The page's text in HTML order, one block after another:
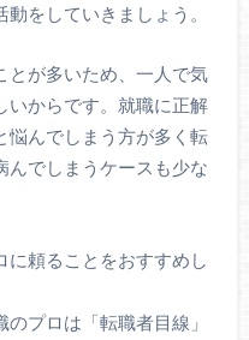
をしていきましょう。
とが多いため、一人で気
いからです。就職に正解
悩んでしまう方が多く転
んでしまうケースも少な
に頼ることをおすすめし
プロは「転職者目線」